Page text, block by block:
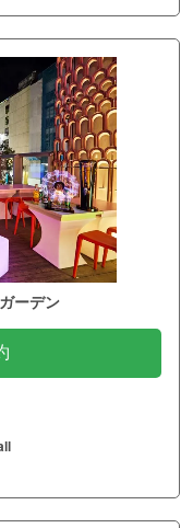
ーデン